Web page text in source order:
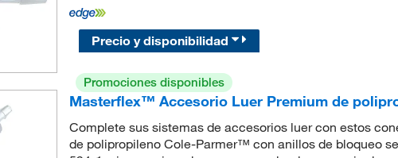
Precio y disponibilidad
Promociones disponibles
Masterflex™ Accesorio Luer Premium de
Complete sus sistemas de accesorios luer con estos
de polipropileno Cole-Parmer™ con anillos de bloqueo